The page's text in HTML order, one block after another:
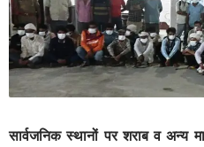
सार्वजनिक स्थानों पर शराब व अन्य